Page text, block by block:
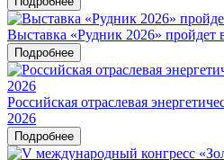
Выставка «Рудник 2026» пройдет
Подробнее
Российская отраслевая
2026
Подробнее